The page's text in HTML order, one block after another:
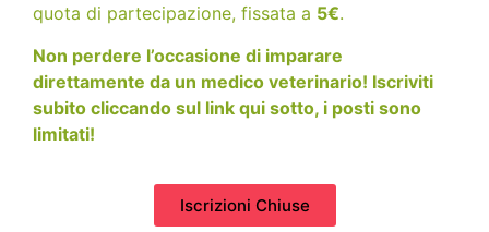
quota di partecipazione, fissata a 5€.
Non perdere l’occasione di imparare
direttamente da un medico veterinario! Iscriviti
subito cliccando sul link qui sotto, i posti sono
limitati!
Iscrizioni Chiuse